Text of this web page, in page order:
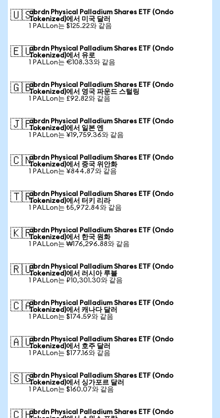
🇺🇸abrdn Physical Palladium Shares ETF (Ondo
Tokenized)에서 미국 달러
1 PALLon는 $125.22와 같음
🇪🇺abrdn Physical Palladium Shares ETF (Ondo
Tokenized)에서 유로
1 PALLon는 €108.33와 같음
🇬🇧abrdn Physical Palladium Shares ETF (Ondo
Tokenized)에서 영국 파운드 스털링
1 PALLon는 £92.82와 같음
🇯🇵abrdn Physical Palladium Shares ETF (Ondo
Tokenized)에서 일본 엔
1 PALLon는 ¥19,759.36와 같음
🇨🇳abrdn Physical Palladium Shares ETF (Ondo
Tokenized)에서 중국 위안화
1 PALLon는 ¥844.87와 같음
🇹🇷abrdn Physical Palladium Shares ETF (Ondo
Tokenized)에서 터키 리라
1 PALLon는 ₺5,972.84와 같음
🇰🇷abrdn Physical Palladium Shares ETF (Ondo
Tokenized)에서 한국 원화
1 PALLon는 ₩176,296.88와 같음
🇷🇺abrdn Physical Palladium Shares ETF (Ondo
Tokenized)에서 러시아 루블
1 PALLon는 ₽10,301.30와 같음
🇨🇦abrdn Physical Palladium Shares ETF (Ondo
Tokenized)에서 캐나다 달러
1 PALLon는 $174.59와 같음
🇦🇺abrdn Physical Palladium Shares ETF (Ondo
Tokenized)에서 호주 달러
1 PALLon는 $177.16와 같음
🇸🇬abrdn Physical Palladium Shares ETF (Ondo
Tokenized)에서 싱가포르 달러
1 PALLon는 $160.07와 같음
🇨🇭abrdn Physical Palladium Shares ETF (Ondo